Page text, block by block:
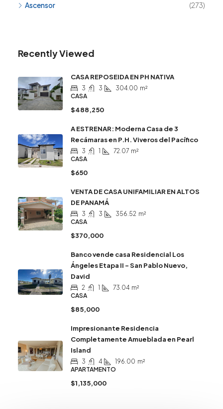
Ascensor
(273)
Recently Viewed
CASA REPOSEIDA EN PH NATIVA
3 3 304.00 m²
CASA
$488,250
A ESTRENAR: Moderna Casa de 3
Recámaras en P.H. Viveros del Pacífico
3 1 72.07 m²
CASA
$650
VENTA DE CASA UNIFAMILIAR EN ALTOS
DE PANAMÁ
3 3 356.52 m²
CASA
$370,000
Banco vende casa Residencial Los
Ángeles Etapa II – San Pablo Nuevo,
David
2 1 73.04 m²
CASA
$85,000
Impresionante Residencia
Completamente Amueblada en Pearl
Island
3 4 196.00 m²
APARTAMENTO
$1,135,000